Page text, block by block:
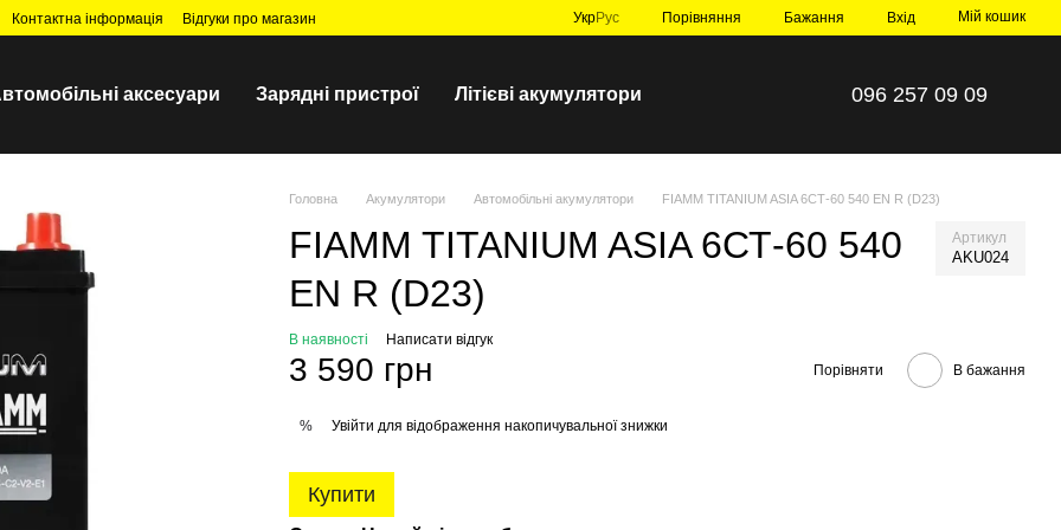
Контактна інформація Відгуки про магазин УкрРус Порівняння Бажання Вхід Мій кошик
аксесуари Зарядні пристрої Літієві акумулятори 096 257 09 09
Головна Акумулятори Автомобільні акумулятори FIAMM TITANIUM ASIA 6СТ-60 540 EN R (D23)
FIAMM TITANIUM ASIA 6СТ-60 540
EN R (D23)
Артикул
AKU024
В наявності Написати відгук
3 590 грн Порівняти В бажання
% Увійти для відображення накопичувальної знижки
Купити